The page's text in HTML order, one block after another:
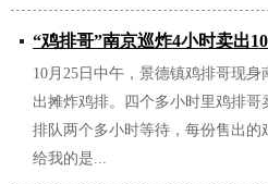
“鸡排哥”南京巡炸4小时卖出
时
10月25日中午，景德镇鸡排哥现
出摊炸鸡排。四个多小时里鸡排
排队两个多小时等待，每份售出
给我的是...